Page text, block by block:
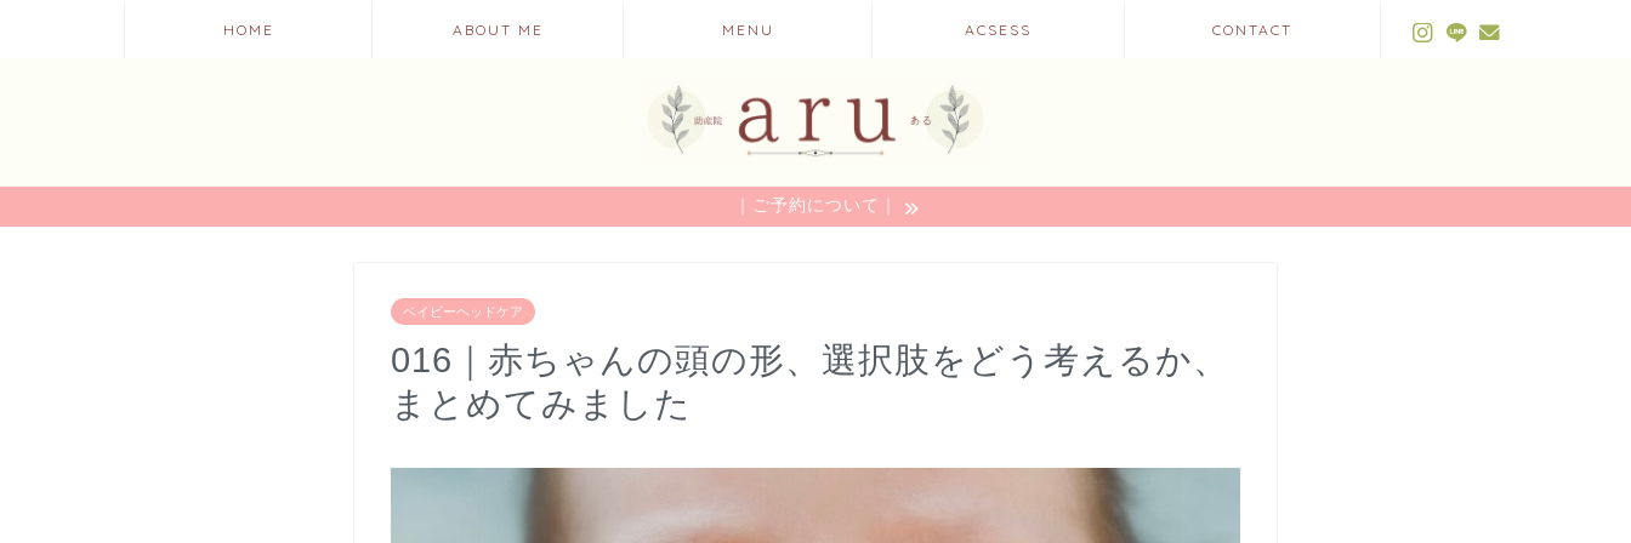
HOME ABOUT ME MENU ACSESS CONTACT
｜ご予約について｜
ベイビーヘッドケア
016｜赤ちゃんの頭の形、選択肢をどう考えるか、
まとめてみました